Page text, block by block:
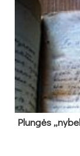
Plun­gės